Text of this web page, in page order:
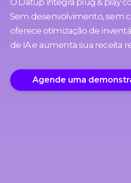
Sem desenvolvimento, sem
oferece otimização de
de IA e aumenta sua receita
Agende uma